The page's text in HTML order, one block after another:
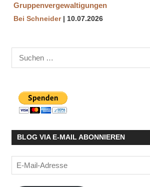
Gruppenvergewaltigungen
Bei Schneider 10.07.2026
Suchen
nach:
BLOG VIA E-MAIL ABONNIEREN
E-
Mail-